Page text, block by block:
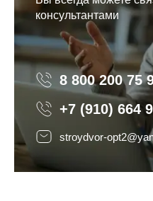
консультантами
8 800 200 75
+7 (910) 664
stroydvor-